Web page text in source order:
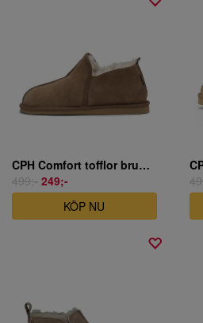
CPH Comfort tofflor brun mocka.
499;- 249;-
KÖP NU